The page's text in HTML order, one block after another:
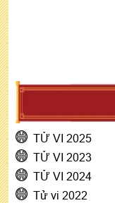
TỬ VI 2025
TỬ VI 2023
TỬ VI 2024
Tử vi 2022